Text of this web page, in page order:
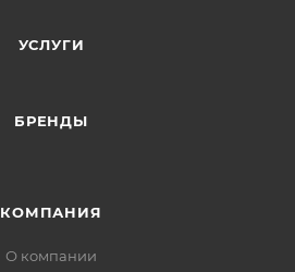
УСЛУГИ
БРЕНДЫ
КОМПАНИЯ
О компании